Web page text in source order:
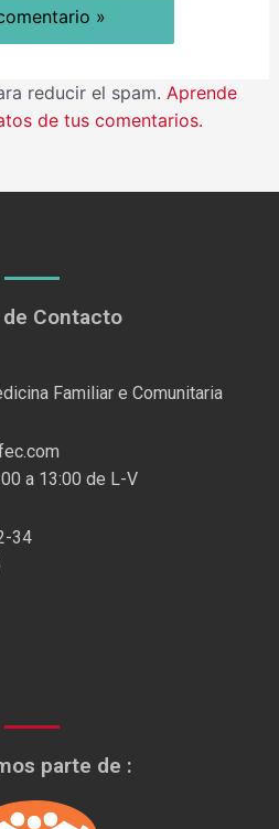
reducir el spam. Aprende
de tus comentarios.
de Contacto
Familiar e Comunitaria
a 13:00 de L-V
34
parte de :